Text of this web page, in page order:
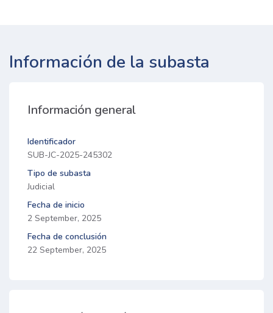
Información de la subasta
Información general
Identificador
SUB-JC-2025-245302
Tipo de subasta
Judicial
Fecha de inicio
2 September, 2025
Fecha de conclusión
22 September, 2025